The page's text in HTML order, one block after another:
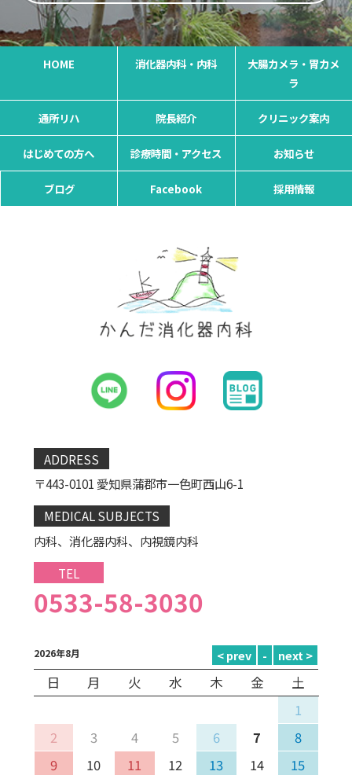
HOME 消化器内科・内科
大腸カメラ・胃カメ
ラ
通所リハ 院長紹介 クリニック案内
はじめての方へ 診療時間・アクセス お知らせ
ブログ Facebook 採用情報
ADDRESS
〒443-0101 愛知県蒲郡市一色町西山6-1
MEDICAL SUBJECTS
内科、消化器内科、内視鏡内科
TEL
0533-58-3030
2026年8月
日 月 火 水 木 金
土
1
2
3 4 5 6 7
8
9
10 11 12 13 14
15